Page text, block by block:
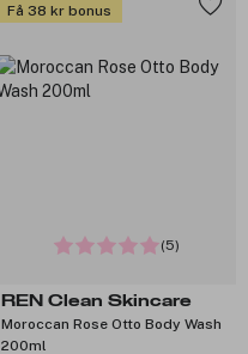
Få 38 kr bonus
(5)
REN Clean Skincare
Moroccan Rose Otto Body Wash
200ml